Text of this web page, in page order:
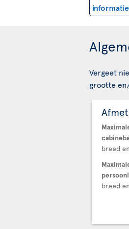
informatie
Vergeet
grootte
breed
breed